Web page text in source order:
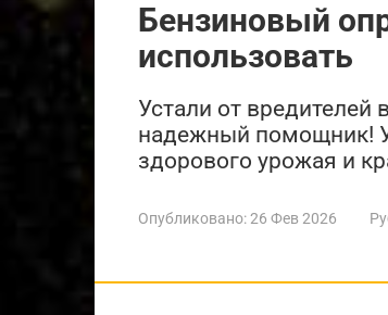
Бензиновый
использовать
Устали от
надежный помощник!
здорового урожая и
Опубликовано:26 Фев 2026